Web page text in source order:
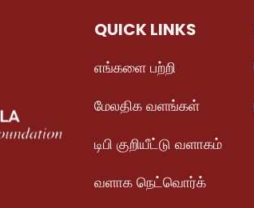
QUICK LINKS
எங்களை பற்றி
மேலதிக வளங்கள்
டிபி குறியீட்டு வளாகம்
வளாக நெட்வொர்க்